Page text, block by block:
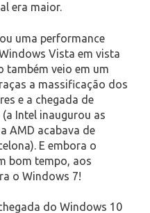
era maior.
uma performance
Vista em vista
também veio em um
a massificação dos
e a chegada de
Intel inaugurou as
AMD acabava de
E embora o
bom tempo, aos
o Windows 7!
do Windows 10